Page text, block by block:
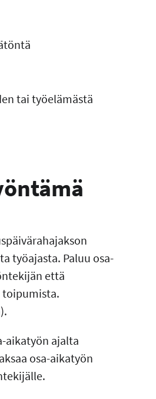
tai työelämästä
työajasta. Paluu osa-
että
toipumista.
aikatyön ajalta
osa-aikatyön